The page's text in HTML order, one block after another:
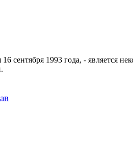
сентября 1993 года, - является